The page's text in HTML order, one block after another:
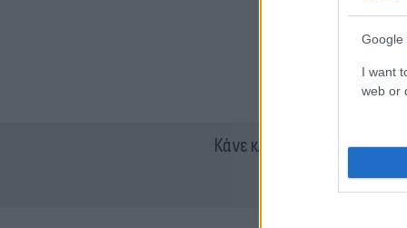
Google
I want
web or
Κάνε κλικ και δες